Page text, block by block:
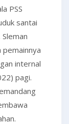
PSS
santai
internal
pagi.